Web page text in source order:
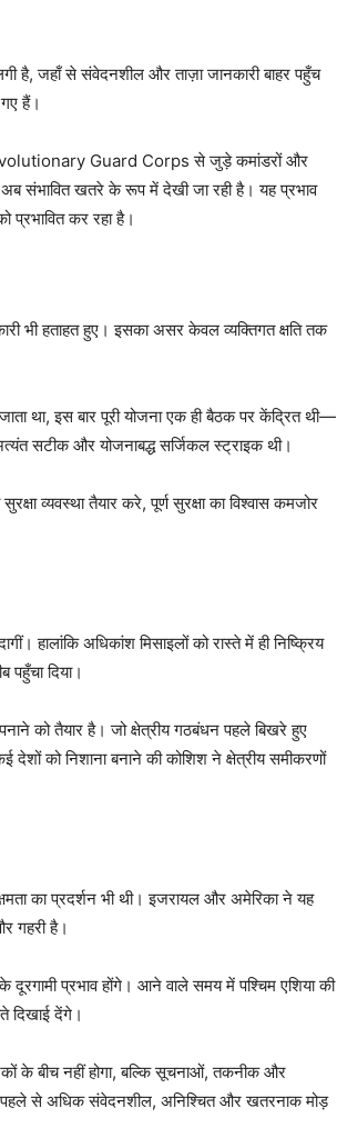
है, जहाँ से संवेदनशील और ताज़ा जानकारी बाहर पहुँच
हैं।
Guard Corps से जुड़े कमांडरों और
अब संभावित खतरे के रूप में देखी जा रही है। यह प्रभाव
प्रभावित कर रहा है।
भी हताहत हुए। इसका असर केवल व्यक्तिगत क्षति तक
था, इस बार पूरी योजना एक ही बैठक पर केंद्रित थी—
सटीक और योजनाबद्ध सर्जिकल स्ट्राइक थी।
व्यवस्था तैयार करे, पूर्ण सुरक्षा का विश्वास कमजोर
हालांकि अधिकांश मिसाइलों को रास्ते में ही निष्क्रिय
दिया।
को तैयार है। जो क्षेत्रीय गठबंधन पहले बिखरे हुए
को निशाना बनाने की कोशिश ने क्षेत्रीय समीकरणों
का प्रदर्शन भी थी। इजरायल और अमेरिका ने यह
गहरी है।
दूरगामी प्रभाव होंगे। आने वाले समय में पश्चिम एशिया की
दिखाई देंगे।
के बीच नहीं होगा, बल्कि सूचनाओं, तकनीक और
पहले से अधिक संवेदनशील, अनिश्चित और खतरनाक मोड़